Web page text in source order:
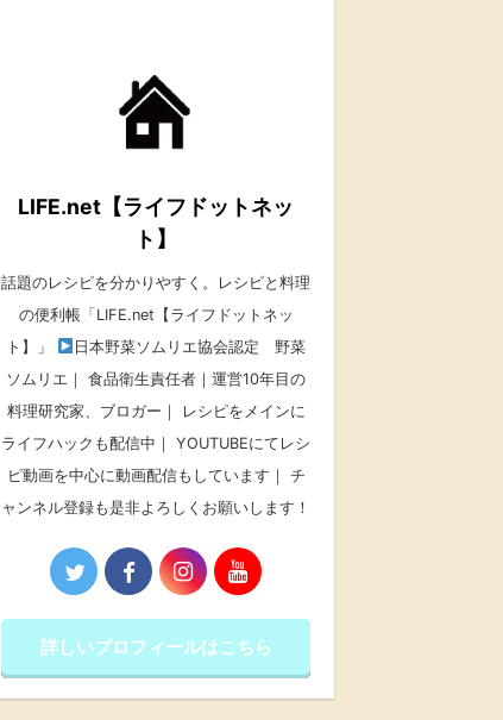
LIFE.net【ライフドットネッ
ト】
話題のレシピを分かりやすく。レシピと料理
の便利帳「LIFE.net【ライフドットネッ
ト】」
日本野菜ソムリエ協会認定 野菜
ソムリエ｜ 食品衛生責任者｜運営10年目の
料理研究家、ブロガー｜ レシピをメインに
ライフハックも配信中｜ YOUTUBEにてレシ
ピ動画を中心に動画配信もしています｜ チ
ャンネル登録も是非よろしくお願いします！
詳しいプロフィールはこちら